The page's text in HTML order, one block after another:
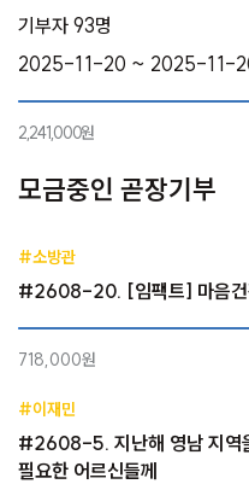
기부자 93명
2025-11-20 ~ 2025-11-
2,241,000원
모금중인 곧장기부
#소방관
#2608-20. [임팩트] 마음건
718,000원
#이재민
#2608-5. 지난해 영남 지역
필요한 어르신들께